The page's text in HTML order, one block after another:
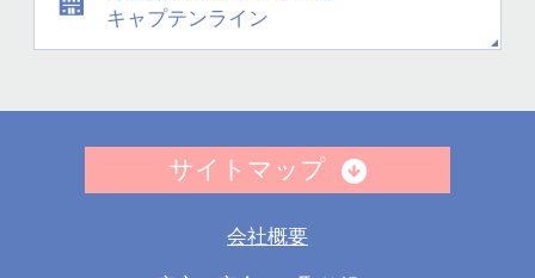
キャプテンライン
サイトマップ
会社概要